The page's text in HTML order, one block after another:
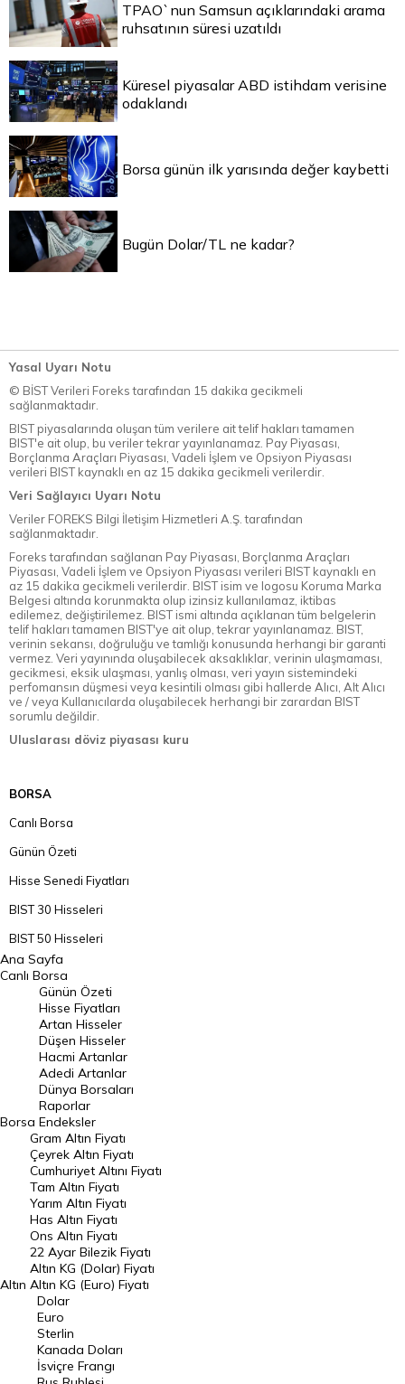
TPAO`nun Samsun açıklarındaki arama
ruhsatının süresi uzatıldı
Küresel piyasalar ABD istihdam verisine
odaklandı
Borsa günün ilk yarısında değer kaybetti
Bugün Dolar/TL ne kadar?
Yasal Uyarı Notu
© BİST Verileri Foreks tarafından 15 dakika gecikmeli
sağlanmaktadır.
BIST piyasalarında oluşan tüm verilere ait telif hakları tamamen
BIST'e ait olup, bu veriler tekrar yayınlanamaz. Pay Piyasası,
Borçlanma Araçları Piyasası, Vadeli İşlem ve Opsiyon Piyasası
verileri BIST kaynaklı en az 15 dakika gecikmeli verilerdir.
Veri Sağlayıcı Uyarı Notu
Veriler FOREKS Bilgi İletişim Hizmetleri A.Ş. tarafından
sağlanmaktadır.
Foreks tarafından sağlanan Pay Piyasası, Borçlanma Araçları
Piyasası, Vadeli İşlem ve Opsiyon Piyasası verileri BIST kaynaklı en
az 15 dakika gecikmeli verilerdir. BIST isim ve logosu Koruma Marka
Belgesi altında korunmakta olup izinsiz kullanılamaz, iktibas
edilemez, değiştirilemez. BIST ismi altında açıklanan tüm belgelerin
telif hakları tamamen BIST'ye ait olup, tekrar yayınlanamaz. BIST,
verinin sekansı, doğruluğu ve tamlığı konusunda herhangi bir garanti
vermez. Veri yayınında oluşabilecek aksaklıklar, verinin ulaşmaması,
gecikmesi, eksik ulaşması, yanlış olması, veri yayın sistemindeki
perfomansın düşmesi veya kesintili olması gibi hallerde Alıcı, Alt Alıcı
ve / veya Kullanıcılarda oluşabilecek herhangi bir zarardan BIST
sorumlu değildir.
Uluslarası döviz piyasası kuru
BORSA
Canlı Borsa
Günün Özeti
Hisse Senedi Fiyatları
BIST 30 Hisseleri
BIST 50 Hisseleri
BIST 100 Hisseleri
En Çok Artan Hisseler
En Çok Düşen Hisseler
Hacmi Artanlar
Geçmiş Kapanışlar
Dünya Borsaları
Raporlar
Endeksler
DÖVİZ
Döviz Kuru
Dolar Kuru
Euro Kuru
Pound Kuru
Frank Kuru
Ana Sayfa
Canlı Borsa
Borsa
Günün Özeti
Hisse Fiyatları
Artan Hisseler
Düşen Hisseler
Hacmi Artanlar
Adedi Artanlar
Dünya Borsaları
Raporlar
Endeksler
Altın
Gram Altın Fiyatı
Çeyrek Altın Fiyatı
Cumhuriyet Altını Fiyatı
Tam Altın Fiyatı
Yarım Altın Fiyatı
Has Altın Fiyatı
Ons Altın Fiyatı
22 Ayar Bilezik Fiyatı
Altın KG (Dolar) Fiyatı
Altın KG (Euro) Fiyatı
Dolar
Euro
Sterlin
Kanada Doları
İsviçre Frangı